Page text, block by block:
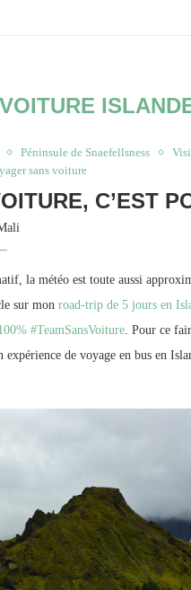
Péninsule de Snaefellsness
sans voiture
C’EST
la météo est toute aussi
sur mon road-trip de 5 jours en
#TeamSansVoiture. Pour ce
expérience de voyage en bus en